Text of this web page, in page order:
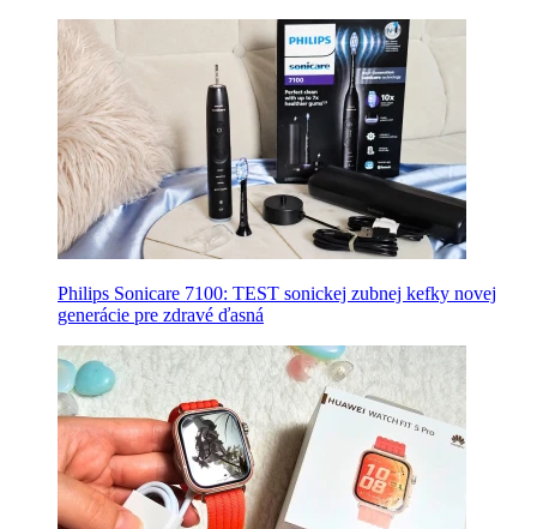
Philips Sonicare 7100: TEST sonickej zubnej kefky novej
generácie pre zdravé ďasná